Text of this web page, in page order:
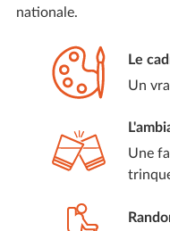
nationale.
Le
Un
Une